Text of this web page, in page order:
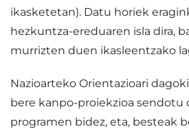
ikasketetan). Datu horiek
hezkuntza-ereduaren isla dira,
murrizten duen ikasleentzako
Nazioarteko Orientazioari
bere kanpo-proiekzioa sendotu
programen bidez, eta, besteak